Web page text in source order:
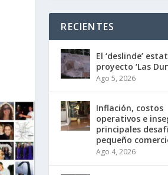
RECIENTES
El ‘deslinde’
proyecto ‘Las
Ago 5, 2026
Inflación, costos
operativos e
principales
pequeño
Ago 4, 2026